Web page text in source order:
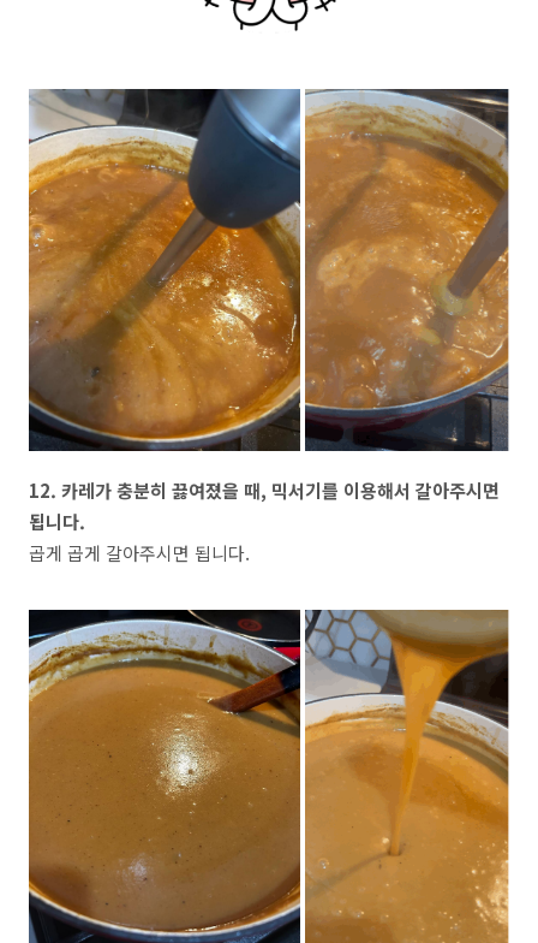
12. 카레가 충분히 끓여졌을 때, 믹서기를 이용해서 갈아주시면
됩니다.
곱게 곱게 갈아주시면 됩니다.